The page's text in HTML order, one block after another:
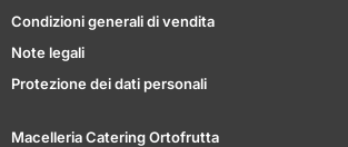
Condizioni generali di vendita
Note legali
Protezione dei dati personali
Macelleria Catering Ortofrutta